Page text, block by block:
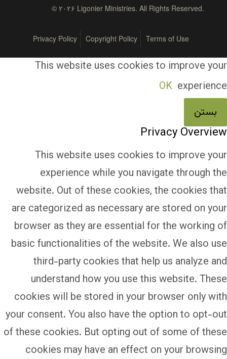
© ۲۰۲۶ Ligonier Ministries. All Rights Reserved.
Terms of Use
Copyright Policy
Privacy Policy
This website uses cookies to improve your
experience
OK
بستن
Privacy Overview
This website uses cookies to improve your
experience while you navigate through the
website. Out of these cookies, the cookies that
are categorized as necessary are stored on your
browser as they are essential for the working of
basic functionalities of the website. We also use
third-party cookies that help us analyze and
understand how you use this website. These
cookies will be stored in your browser only with
your consent. You also have the option to opt-out
of these cookies. But opting out of some of these
cookies may have an effect on your browsing